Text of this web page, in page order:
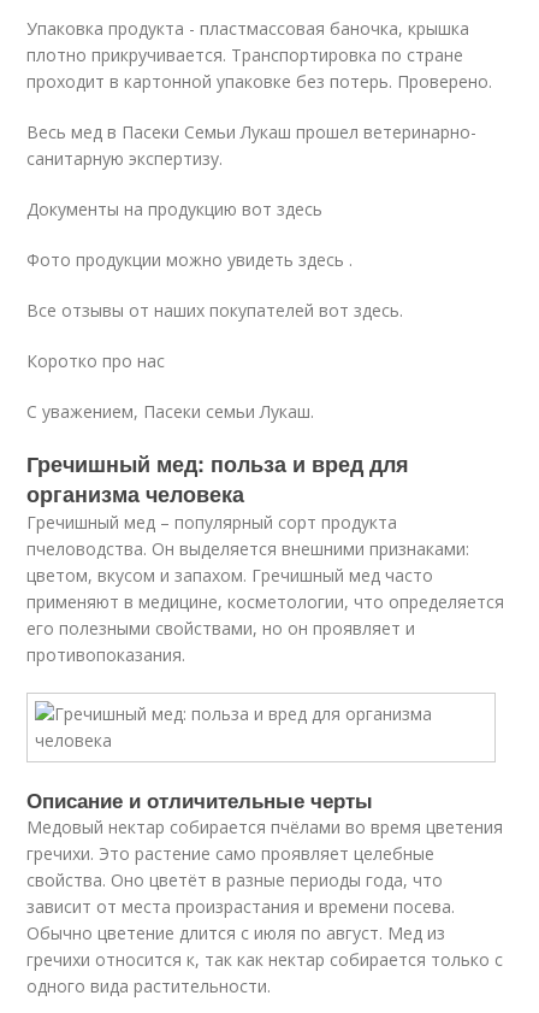
Упаковка продукта - пластмассовая баночка, крышка
плотно прикручивается. Транспортировка по стране
проходит в картонной упаковке без потерь. Проверено.
Весь мед в Пасеки Семьи Лукаш прошел ветеринарно-
санитарную экспертизу.
Документы на продукцию вот здесь
Фото продукции можно увидеть здесь .
Все отзывы от наших покупателей вот здесь.
Коротко про нас
С уважением, Пасеки семьи Лукаш.
Гречишный мед: польза и вред для
организма человека
Гречишный мед – популярный сорт продукта
пчеловодства. Он выделяется внешними признаками:
цветом, вкусом и запахом. Гречишный мед часто
применяют в медицине, косметологии, что определяется
его полезными свойствами, но он проявляет и
противопоказания.
Описание и отличительные черты
Медовый нектар собирается пчёлами во время цветения
гречихи. Это растение само проявляет целебные
свойства. Оно цветёт в разные периоды года, что
зависит от места произрастания и времени посева.
Обычно цветение длится с июля по август. Мед из
гречихи относится к, так как нектар собирается только с
одного вида растительности.